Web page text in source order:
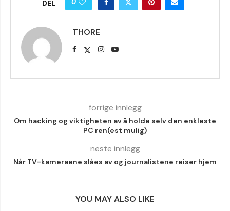
DEL 0
THORE
forrige innlegg
Om hacking og viktigheten av å holde selv den enkleste
PC ren(est mulig)
neste innlegg
Når TV-kameraene slåes av og journalistene reiser hjem
YOU MAY ALSO LIKE